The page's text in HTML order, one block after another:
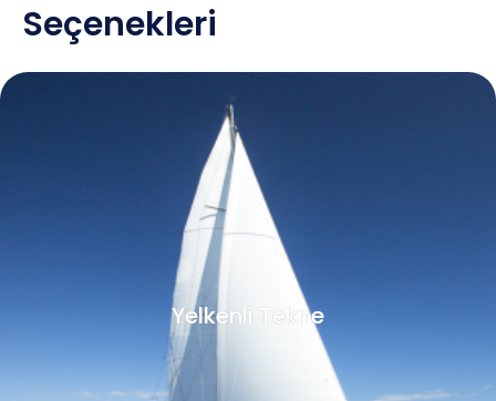
Seçenekleri
Yelkenli Tekne